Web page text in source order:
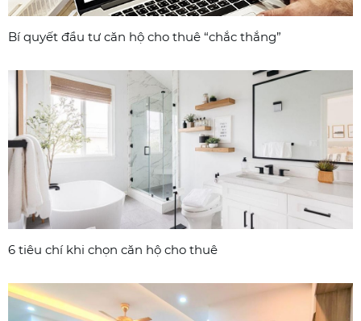
Bí quyết đầu tư căn hộ cho thuê “chắc thắng”
6 tiêu chí khi chọn căn hộ cho thuê